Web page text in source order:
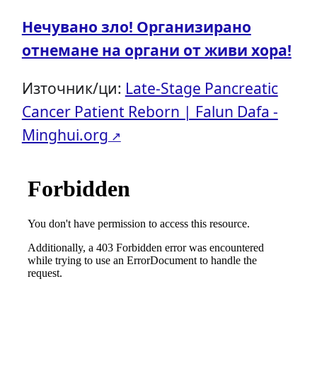
Нечувано зло! Организирано
отнемане на органи от живи хора!
Източник/ци: Late-Stage Pancreatic
Cancer Patient Reborn | Falun Dafa -
Minghui.org